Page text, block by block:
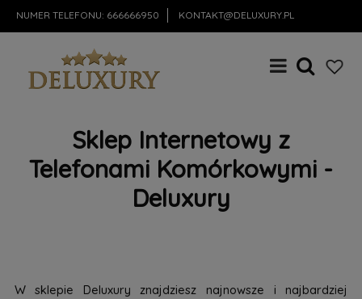
NUMER TELEFONU: 666666950 KONTAKT@DELUXURY.PL
Sklep Internetowy z
Telefonami Komórkowymi -
Deluxury
W sklepie Deluxury znajdziesz najnowsze i najbardziej